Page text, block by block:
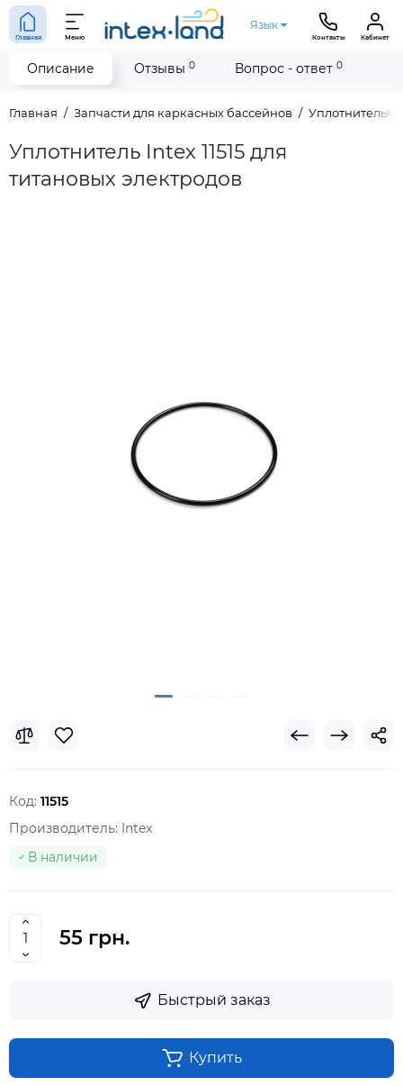
Главная Меню
Язык
Контакты Кабинет
Главная Запчасти для каркасных бассейнов
Уплотнитель Intex 11515 для
титановых электродов
Код: 11515
Производитель: Intex
В наличии
55 грн.
Быстрый заказ
Купить
Описание Отзывы 0 Вопрос - ответ 0